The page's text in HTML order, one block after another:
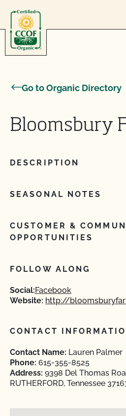
Go to Organic Directory
Bloomsbury
DESCRIPTION
SEASONAL NOTES
CUSTOMER &
OPPORTUNITIES
FOLLOW ALONG
Social:Facebook
Website: http://
CONTACT
Contact Name: Lauren Palmer
Phone: 615-355-8525
Address: 9398 Del Thomas
RUTHERFORD, Tennessee